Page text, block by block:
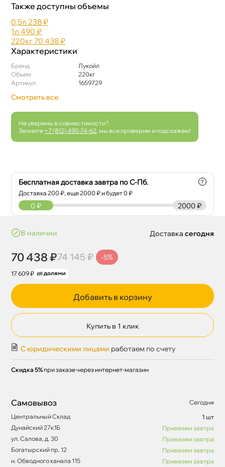
Также доступны объемы
0,5л 238 ₽
1л 490 ₽
220к70 438 ₽
Характеристики
Бренд
Лукойл
Объем
220к
Артикул
1659729
Смотреть все
Не уверены в совместимости?
Звоните +7 (812) 490-74-62 , мы все проверим и подскажем!
Бесплатная доставка завтра по С-Пб.
Доставка200 ₽, еще2000 ₽ и будет 0 ₽
?
2000 ₽
0 ₽
наличии
70 438 ₽74 145 ₽ -5%
17 609 ₽
Доставка сегодня
Добавить в корзину
Купить в 1 клик
С юридическими лицами работаем по счету
Скидка 5% при заказе через интернет-магазин
Самовывоз
Сегодня
Центральный Склад
1 шт
Дунайский 27к1Б
Привезем завтра
ул. Салова, д. 30
Привезем завтра
Богатырский пр. 12
Привезем завтра
н. Обводного канала 115
Привезем завтра